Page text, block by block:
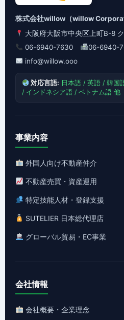
株式会社willow（willow
大阪府大阪市中央区上町B-8
06-6940-7630
06-6940-
info@willow.ooo
対応言語: 日本語 / 英語 / 韓国
/ インドネシア語 / ベトナム語 他
事業内容
外国人向け不動産仲介
不動産売買・資産運用
特定技能人材・登録支援
SUTELIER 日本総代理店
グローバル貿易・EC事業
会社情報
会社概要・企業理念